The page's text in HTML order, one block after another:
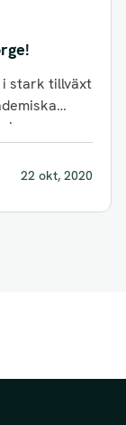
i stark tillväxt
22 okt, 2020